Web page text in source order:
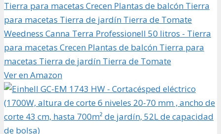
Weedness Canna Terra Professionell 50 litros - Tierra
para macetas Crecen Plantas de balcón Tierra para
macetas Tierra de jardín Tierra de Tomate
Ver en Amazon